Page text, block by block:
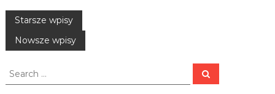
N
a
w
Starsze wpisy
Nowsze wpisy
S
S
e